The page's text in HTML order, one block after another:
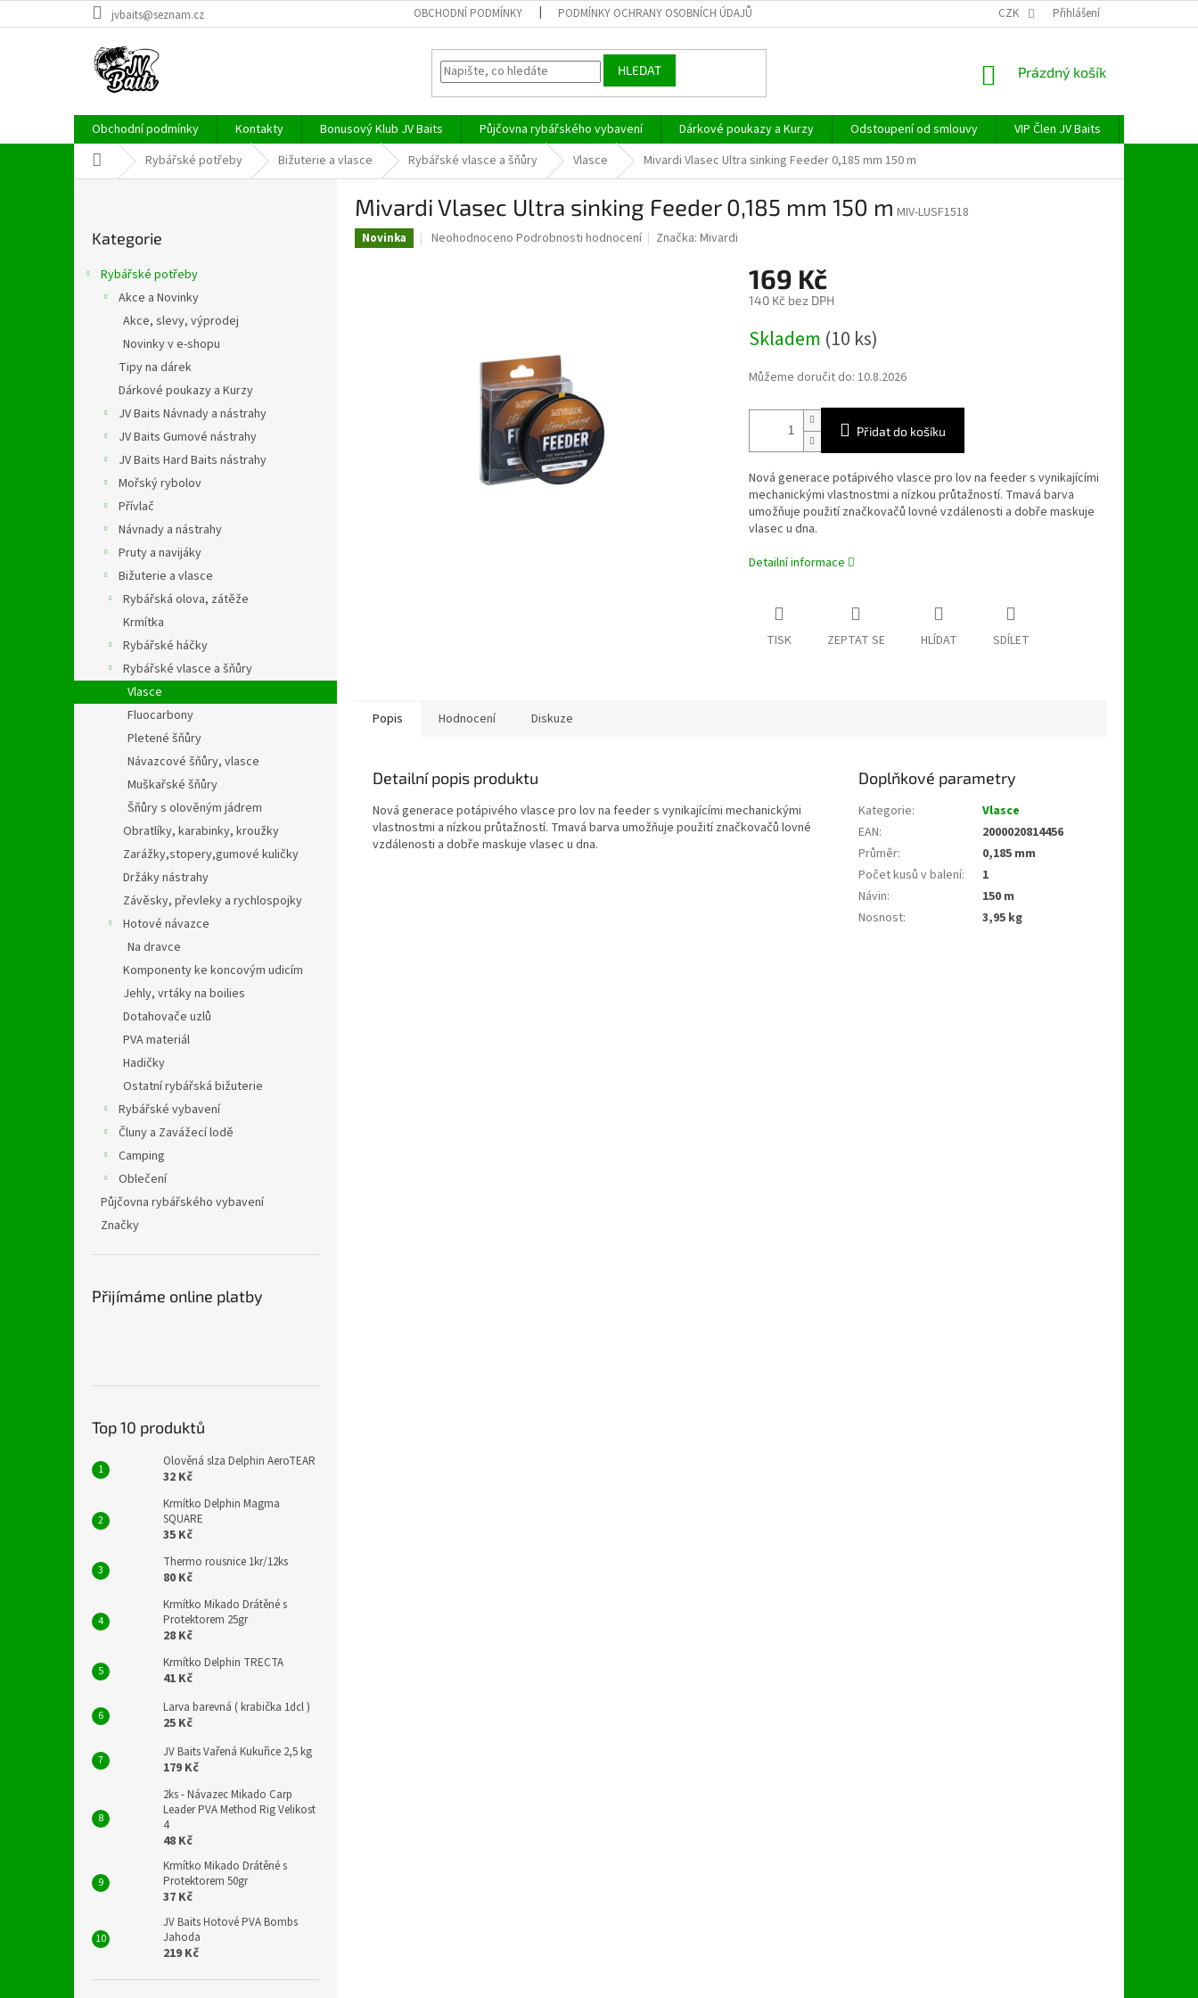
na
jvbaits@seznam.cz OBCHODNÍ PODMÍNKY PODMÍNKY OCHRANY OSOBNÍCH ÚDAJŮ CZK Přihlášení
HLEDAT
NÁKUPNÍ
Prázdný košík
Obchodní podmínky Kontakty Bonusový Klub JV Baits Půjčovna rybářského vybavení Dárkové poukazy a Kurzy Odstoupení od smlouvy VIP Člen JV Baits
Domů Rybářské potřeby Bižuterie a vlasce Rybářské vlasce a šňůry Vlasce Mivardi Vlasec Ultra sinking Feeder 0,185 mm 150 m
kategorie
Kategorie
Rybářské potřeby
Akce a Novinky
Akce, slevy, výprodej
Novinky v e-shopu
Tipy na dárek
Dárkové poukazy a Kurzy
JV Baits Návnady a nástrahy
JV Baits Gumové nástrahy
JV Baits Hard Baits nástrahy
Mořský rybolov
Přívlač
Návnady a nástrahy
Pruty a navijáky
Bižuterie a vlasce
Rybářská olova, zátěže
Krmítka
Rybářské háčky
Rybářské vlasce a šňůry
Vlasce
Fluocarbony
Pletené šňůry
Návazcové šňůry, vlasce
Muškařské šňůry
Šňůry s olověným jádrem
Obratlíky, karabinky, kroužky
Zarážky,stopery,gumové kuličky
Držáky nástrahy
Závěsky, převleky a rychlospojky
Hotové návazce
Na dravce
Komponenty ke koncovým udicím
Jehly, vrtáky na boilies
Dotahovače uzlů
PVA materiál
Hadičky
Ostatní rybářská bižuterie
Rybářské vybavení
Čluny a Zavážecí lodě
Camping
Oblečení
Půjčovna rybářského vybavení
Značky
Přijímáme online platby
Top 10 produktů
Olověná slza Delphin AeroTEAR
32 Kč
Krmítko Delphin Magma
SQUARE
35 Kč
Thermo rousnice 1kr/12ks
80 Kč
Krmítko Mikado Drátěné s
Protektorem 25gr
28 Kč
Krmítko Delphin TRECTA
41 Kč
Larva barevná ( krabička 1dcl )
25 Kč
JV Baits Vařená Kukuřice 2,5 kg
179 Kč
2ks - Návazec Mikado Carp
Leader PVA Method Rig Velikost
4
48 Kč
Krmítko Mikado Drátěné s
Protektorem 50gr
37 Kč
JV Baits Hotové PVA Bombs
Jahoda
219 Kč
Mivardi Vlasec Ultra sinking Feeder 0,185 mm 150 m MIV-LUSF1518
Novinka
Průměrné
Neohodnoceno Podrobnosti hodnocení Značka:Mivardi
169 Kč
140 Kč bez DPH
cena:
Skladem (10 ks)
Můžeme doručit do: 10.8.2026
Přidat do košíku
Nová generace potápivého vlasce pro lov na feeder s vynikajícími
mechanickými vlastnostmi a nízkou průtažností. Tmavá barva
umožňuje použití značkovačů lovné vzdálenosti a dobře maskuje
vlasec u dna.
Detailní informace
TISK ZEPTAT SE HLÍDAT SDÍLET
Popis Hodnocení Diskuze
Detailní popis produktu
Nová generace potápivého vlasce pro lov na feeder s vynikajícími mechanickými
vlastnostmi a nízkou průtažností. Tmavá barva umožňuje použití značkovačů lovné
vzdálenosti a dobře maskuje vlasec u dna.
Doplňkové parametry
Kategorie:
Vlasce
EAN:
2000020814456
Průměr:
0,185 mm
Počet kusů v balení:
1
Návin:
150 m
Nosnost: 3,95 kg